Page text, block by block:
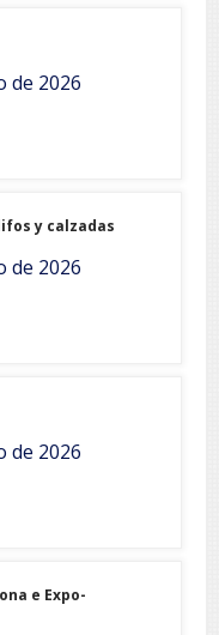
de 2026
y calzadas
de 2026
de 2026
e Expo-